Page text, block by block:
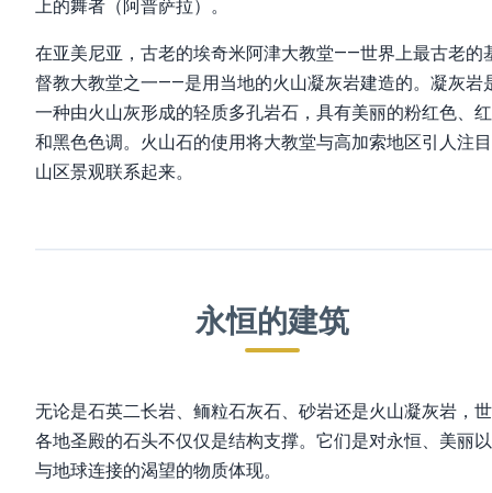
上的舞者（阿普萨拉）。
在亚美尼亚，古老的埃奇米阿津大教堂——世界上最古老的
督教大教堂之一——是用当地的火山凝灰岩建造的。凝灰岩
一种由火山灰形成的轻质多孔岩石，具有美丽的粉红色、
和黑色色调。火山石的使用将大教堂与高加索地区引人注
山区景观联系起来。
永恒的建筑
无论是石英二长岩、鲕粒石灰石、砂岩还是火山凝灰岩，
各地圣殿的石头不仅仅是结构支撑。它们是对永恒、美丽
与地球连接的渴望的物质体现。